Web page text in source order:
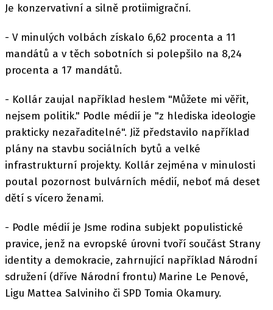
Je konzervativní a silně protiimigrační.
- V minulých volbách získalo 6,62 procenta a 11
mandátů a v těch sobotních si polepšilo na 8,24
procenta a 17 mandátů.
- Kollár zaujal například heslem "Můžete mi věřit,
nejsem politik." Podle médií je "z hlediska ideologie
prakticky nezařaditelné". Již představilo například
plány na stavbu sociálních bytů a velké
infrastrukturní projekty. Kollár zejména v minulosti
poutal pozornost bulvárních médií, neboť má deset
dětí s vícero ženami.
- Podle médií je Jsme rodina subjekt populistické
pravice, jenž na evropské úrovni tvoří součást Strany
identity a demokracie, zahrnující například Národní
sdružení (dříve Národní frontu) Marine Le Penové,
Ligu Mattea Salviniho či SPD Tomia Okamury.